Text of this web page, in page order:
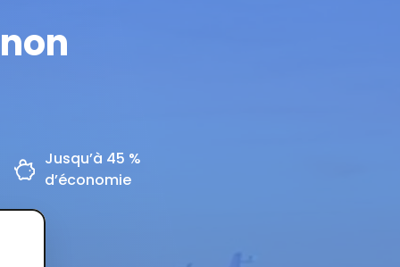
Jusqu’à 45 %
d’économie